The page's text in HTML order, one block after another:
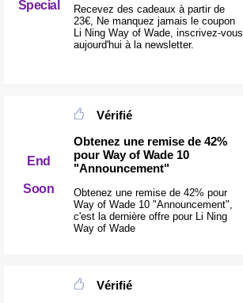
Special
Recevez des cadeaux à partir de
23€, Ne manquez jamais le coupon
Li Ning Way of Wade, inscrivez-vous
aujourd'hui à la newsletter.
End
Soon
Vérifié
Obtenez une remise de 42%
pour Way of Wade 10
"Announcement"
Obtenez une remise de 42% pour
Way of Wade 10 "Announcement",
c'est la dernière offre pour Li Ning
Way of Wade
Vérifié